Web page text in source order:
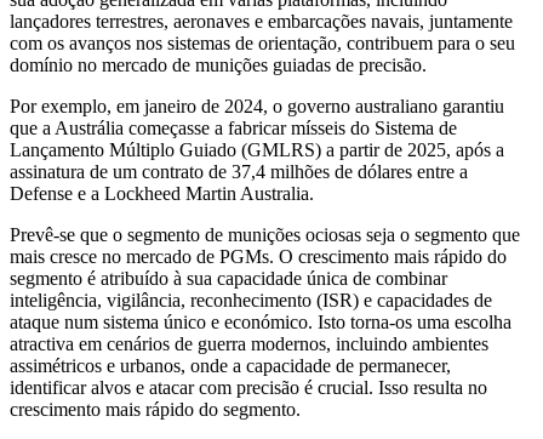
lançadores terrestres, aeronaves e embarcações navais, juntamente
com os avanços nos sistemas de orientação, contribuem para o seu
domínio no mercado de munições guiadas de precisão.
Por exemplo, em janeiro de 2024, o governo australiano garantiu
que a Austrália começasse a fabricar mísseis do Sistema de
Lançamento Múltiplo Guiado (GMLRS) a partir de 2025, após a
assinatura de um contrato de 37,4 milhões de dólares entre a
Defense e a Lockheed Martin Australia.
Prevê-se que o segmento de munições ociosas seja o segmento que
mais cresce no mercado de PGMs. O crescimento mais rápido do
segmento é atribuído à sua capacidade única de combinar
inteligência, vigilância, reconhecimento (ISR) e capacidades de
ataque num sistema único e económico. Isto torna-os uma escolha
atractiva em cenários de guerra modernos, incluindo ambientes
assimétricos e urbanos, onde a capacidade de permanecer,
identificar alvos e atacar com precisão é crucial. Isso resulta no
crescimento mais rápido do segmento.